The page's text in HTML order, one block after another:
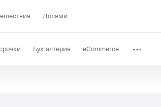
Долями
Бухгалтерия eCommerce